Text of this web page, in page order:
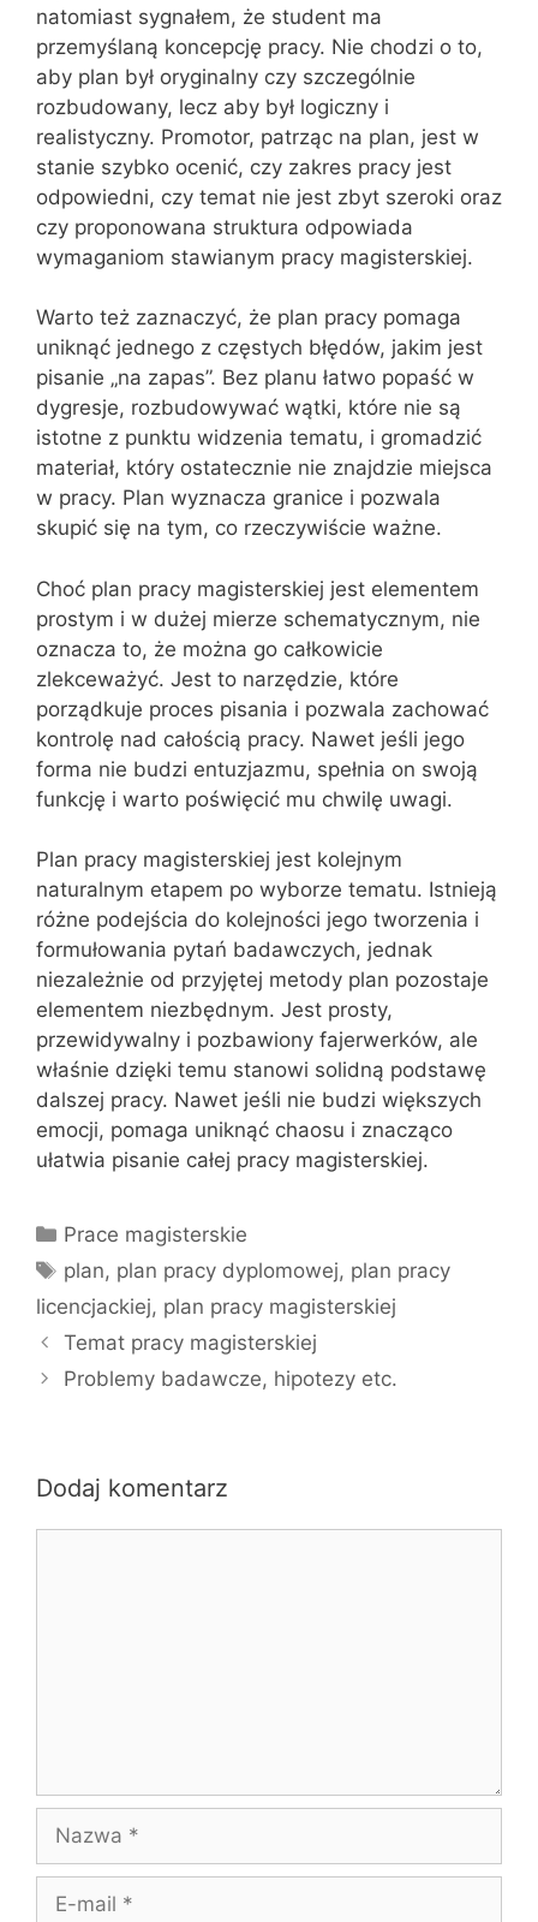
natomiast sygnałem, że student ma
przemyślaną koncepcję pracy. Nie chodzi o to,
aby plan był oryginalny czy szczególnie
rozbudowany, lecz aby był logiczny i
realistyczny. Promotor, patrząc na plan, jest w
stanie szybko ocenić, czy zakres pracy jest
odpowiedni, czy temat nie jest zbyt szeroki oraz
czy proponowana struktura odpowiada
wymaganiom stawianym pracy magisterskiej.
Warto też zaznaczyć, że plan pracy pomaga
uniknąć jednego z częstych błędów, jakim jest
pisanie „na zapas”. Bez planu łatwo popaść w
dygresje, rozbudowywać wątki, które nie są
istotne z punktu widzenia tematu, i gromadzić
materiał, który ostatecznie nie znajdzie miejsca
w pracy. Plan wyznacza granice i pozwala
skupić się na tym, co rzeczywiście ważne.
Choć plan pracy magisterskiej jest elementem
prostym i w dużej mierze schematycznym, nie
oznacza to, że można go całkowicie
zlekceważyć. Jest to narzędzie, które
porządkuje proces pisania i pozwala zachować
kontrolę nad całością pracy. Nawet jeśli jego
forma nie budzi entuzjazmu, spełnia on swoją
funkcję i warto poświęcić mu chwilę uwagi.
Plan pracy magisterskiej jest kolejnym
naturalnym etapem po wyborze tematu. Istnieją
różne podejścia do kolejności jego tworzenia i
formułowania pytań badawczych, jednak
niezależnie od przyjętej metody plan pozostaje
elementem niezbędnym. Jest prosty,
przewidywalny i pozbawiony fajerwerków, ale
właśnie dzięki temu stanowi solidną podstawę
dalszej pracy. Nawet jeśli nie budzi większych
emocji, pomaga uniknąć chaosu i znacząco
ułatwia pisanie całej pracy magisterskiej.
Kategorie
Prace magisterskie
Tagi
plan, plan pracy dyplomowej, plan pracy
licencjackiej, plan pracy magisterskiej
Temat pracy magisterskiej
Problemy badawcze, hipotezy etc.
Dodaj komentarz
Nazwa